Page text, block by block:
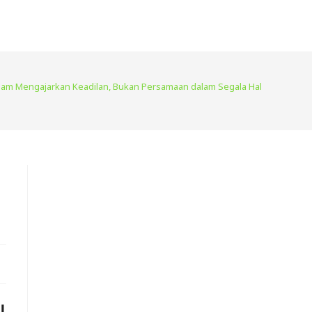
Mengajarkan Keadilan, Bukan Persamaan dalam Segala Hal